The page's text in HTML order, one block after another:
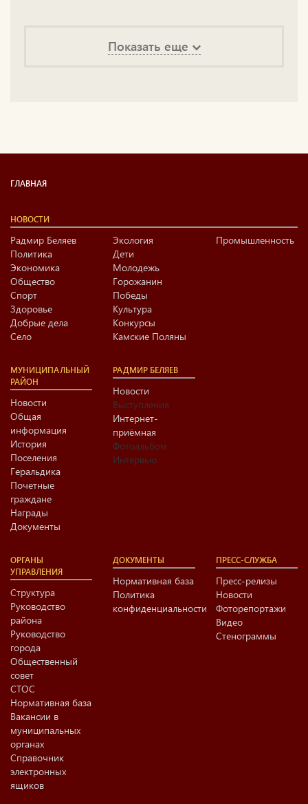
Показать еще
ГЛАВНАЯ
НОВОСТИ
Радмир Беляев
Политика
Экономика
Общество
Спорт
Здоровье
Добрые дела
Село
Экология
Дети
Молодежь
Горожанин
Победы
Культура
Конкурсы
Камские Поляны
Промышленность
МУНИЦИПАЛЬНЫЙ
РАЙОН
Новости
Общая
информация
История
Поселения
Геральдика
Почетные
граждане
Награды
Документы
РАДМИР БЕЛЯЕВ
Новости
Выступления
Интернет-
приёмная
Фотоальбом
Интервью
ОРГАНЫ
УПРАВЛЕНИЯ
Структура
Руководство
района
Руководство
города
Общественный
совет
СТОС
Нормативная база
Вакансии в
муниципальных
органах
Справочник
электронных
ящиков
ДОКУМЕНТЫ
Нормативная база
Политика
конфиденциальности
ПРЕСС-СЛУЖБА
Пресс-релизы
Новости
Фоторепортажи
Видео
Стенограммы